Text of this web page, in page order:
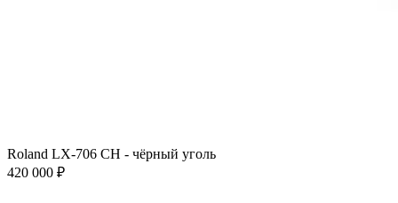
Roland LX-706 CН - чёрный уголь
420 000 ₽